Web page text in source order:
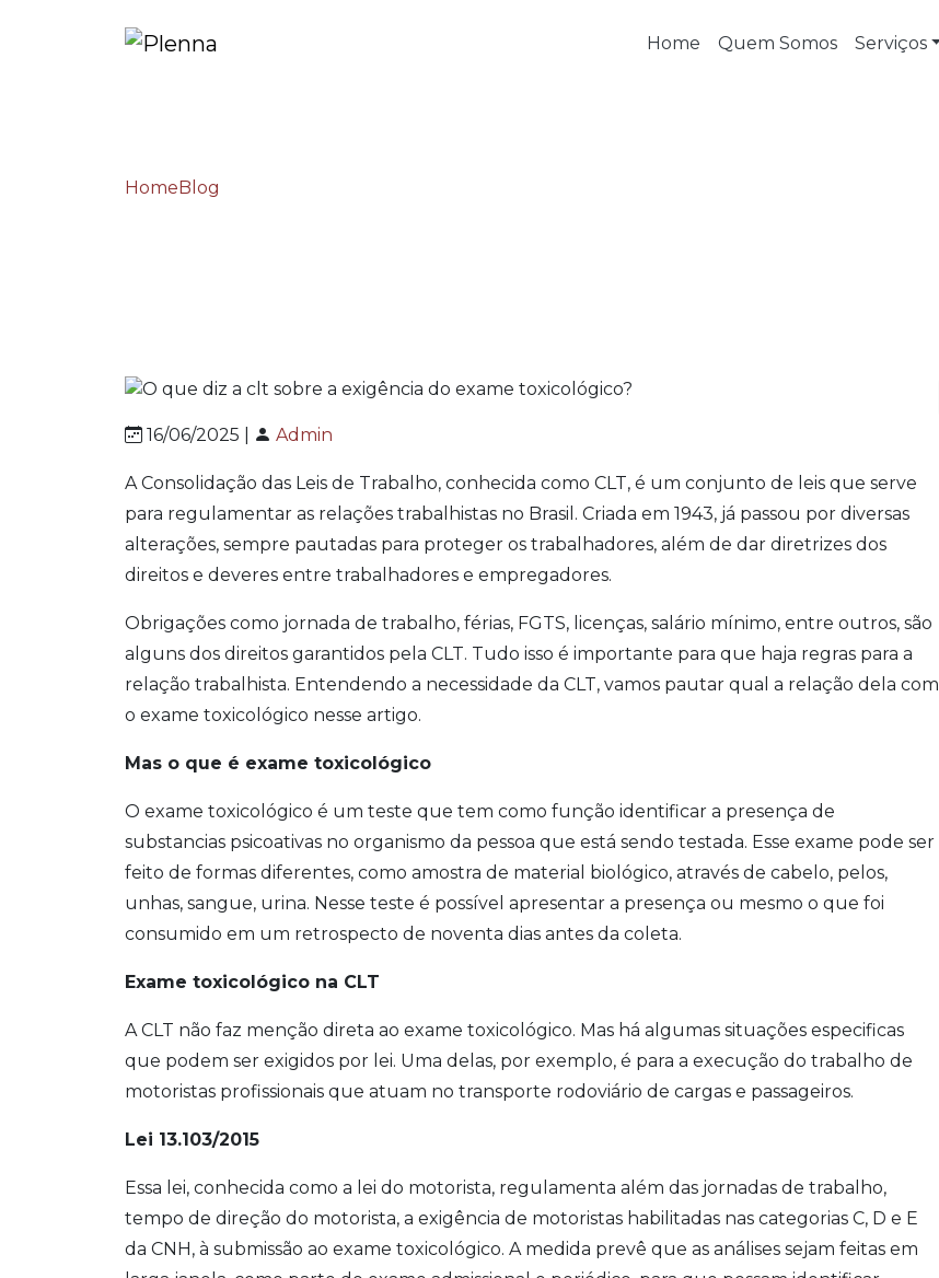
Home Quem Somos Serviços
HomeBlog
16/06/2025 | Admin
A Consolidação das Leis de Trabalho, conhecida como CLT, é um conjunto de leis que serve
para regulamentar as relações trabalhistas no Brasil. Criada em 1943, já passou por diversas
alterações, sempre pautadas para proteger os trabalhadores, além de dar diretrizes dos
direitos e deveres entre trabalhadores e empregadores.
Obrigações como jornada de trabalho, férias, FGTS, licenças, salário mínimo, entre outros, são
alguns dos direitos garantidos pela CLT. Tudo isso é importante para que haja regras para a
relação trabalhista. Entendendo a necessidade da CLT, vamos pautar qual a relação dela com
o exame toxicológico nesse artigo.
Mas o que é exame toxicológico
O exame toxicológico é um teste que tem como função identificar a presença de
substancias psicoativas no organismo da pessoa que está sendo testada. Esse exame pode ser
feito de formas diferentes, como amostra de material biológico, através de cabelo, pelos,
unhas, sangue, urina. Nesse teste é possível apresentar a presença ou mesmo o que foi
consumido em um retrospecto de noventa dias antes da coleta.
Exame toxicológico na CLT
A CLT não faz menção direta ao exame toxicológico. Mas há algumas situações especificas
que podem ser exigidos por lei. Uma delas, por exemplo, é para a execução do trabalho de
motoristas profissionais que atuam no transporte rodoviário de cargas e passageiros.
Lei 13.103/2015
Essa lei, conhecida como a lei do motorista, regulamenta além das jornadas de trabalho,
tempo de direção do motorista, a exigência de motoristas habilitadas nas categorias C, D e E
da CNH, à submissão ao exame toxicológico. A medida prevê que as análises sejam feitas em